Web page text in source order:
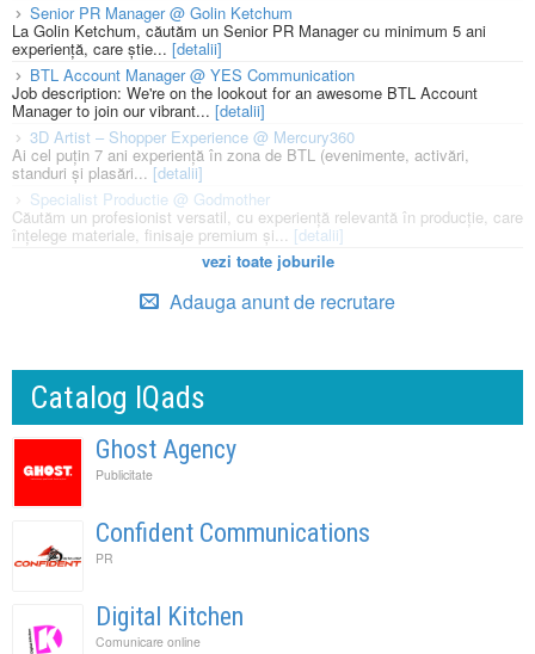
Senior PR Manager @ Golin Ketchum
La Golin Ketchum, căutăm un Senior PR Manager cu minimum 5 ani
experiență, care știe... [detalii]
BTL Account Manager @ YES Communication
Job description: We're on the lookout for an awesome BTL Account
Manager to join our vibrant... [detalii]
3D Artist – Shopper Experience @ Mercury360
Ai cel puțin 7 ani experiență în zona de BTL (evenimente, activări,
standuri și plasări... [detalii]
Specialist Productie @ Godmother
Căutăm un profesionist versatil, cu experiență relevantă în producție, care
înțelege materiale, finisaje premium și... [detalii]
vezi toate joburile
Adauga anunt de recrutare
Catalog IQads
Ghost Agency
Publicitate
Confident Communications
PR
Digital Kitchen
Comunicare online